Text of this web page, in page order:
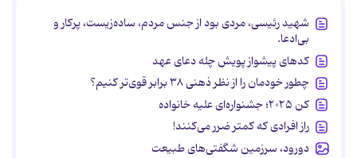
شهید رئیسی، مردی بود از جنس مردم، ساده‌زیست، پرکار و
بی‌ادعا.
کدهای پیشواز پویش چله دعای عهد
چطور خودمان را از نظر ذهنی ۳۸ برابر قوی‌تر کنیم؟
کن ۲۰۲۵؛ جشنواره‌ای علیه خانواده
راز افرادی که کمتر ضرر می‌کنند!
دورود، سرزمین شگفتی‌های طبیعت